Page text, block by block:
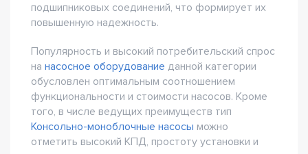
подшипниковых соединений, что формирует их
повышенную надежность.
Популярность и высокий потребительский спрос
на насосное оборудование данной категории
обусловлен оптимальным соотношением
функциональности и стоимости насосов. Кроме
того, в числе ведущих преимуществ тип
Консольно-моноблочные насосы можно
отметить высокий КПД, простоту установки и